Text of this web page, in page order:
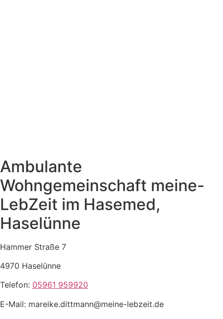
Ambulante
Wohngemeinschaft meine-
LebZeit im Hasemed,
Haselünne
Hammer Straße 7
4970 Haselünne
Telefon: 05961 959920
E-Mail: mareike.dittmann@meine-lebzeit.de